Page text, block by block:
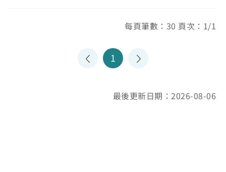
每頁筆數：30 頁次：1/1
1
最後更新日期：2026-08-06